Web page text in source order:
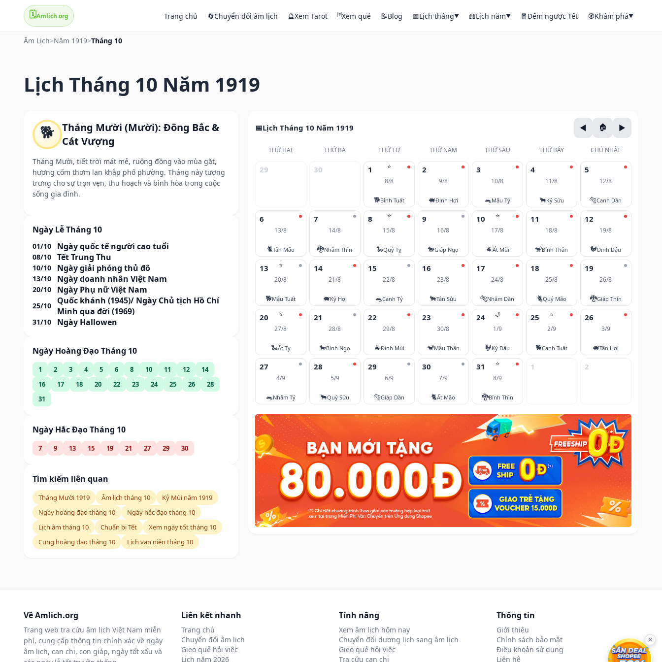
🗓️Amlich.org Trang chủ 🔄Chuyển đổi âm lịch 🔮Xem Tarot 🃏Xem quẻ 📝Blog 📅Lịch tháng▼ 📖Lịch năm▼ 🧧Đếm ngược Tết 🧭Khám phá▼
Âm Lịch>Năm 1919>Tháng 10
Lịch Tháng 10 Năm 1919
🐕 Tháng Mười (Mười): Đông Bắc &
Cát Vượng
Tháng Mười, tiết trời mát mẻ, ruộng đồng vào mùa gặt,
hương cốm thơm lan khắp phố phường. Tháng này tượng
trưng cho sự trọn vẹn, thu hoạch và bình hòa trong cuộc
sống gia đình.
Ngày Lễ Tháng 10
01/10 Ngày quốc tế người cao tuổi
08/10 Tết Trung Thu
10/10 Ngày giải phóng thủ đô
13/10 Ngày doanh nhân Việt Nam
20/10 Ngày Phụ nữ Việt Nam
25/10
Quốc khánh (1945)/ Ngày Chủ tịch Hồ Chí
Minh qua đời (1969)
31/10 Ngày Hallowen
Ngày Hoàng Đạo Tháng 10
1 2 3 4 5 6 8 10 11 12
14
16
17 18 20 22 23 24 25 26
28
31
Ngày Hắc Đạo Tháng 10
7 9 13 15 19 21 27 29 30
Tìm kiếm liên quan
Tháng Mười 1919 Âm lịch tháng 10
Kỷ Mùi năm 1919
Ngày hoàng đạo tháng 10
Ngày hắc đạo tháng 10
Lịch âm tháng 10
Chuẩn bị Tết
Xem ngày tốt tháng 10
Cung hoàng đạo tháng 10
Lịch vạn niên tháng 10
Lịch Tháng 10 Năm 1919
THỨ HAI THỨ BA THỨ TƯ THỨ NĂM THỨ SÁU THỨ BẢY CHỦ NHẬT
29 30 ⭐
1
8/8
🐕Bính Tuất
2
9/8
🐖Đinh Hợi
3
10/8
🐀Mậu Tý
4
11/8
🐂Kỷ Sửu
5
12/8
🐅Canh Dần
6
13/8
🐈Tân Mão
7
14/8
🐉Nhâm Thìn
⭐
8
15/8
🐍Quý Tỵ
9
16/8
🐎Giáp Ngọ
⭐
10
17/8
🐐Ất Mùi
11
18/8
🐒Bính Thân
12
19/8
🐓Đinh Dậu
⭐
13
20/8
🐕Mậu Tuất
14
21/8
🐖Kỷ Hợi
15
22/8
🐀Canh Tý
16
23/8
🐂Tân Sửu
17
24/8
🐅Nhâm Dần
18
25/8
🐈Quý Mão
19
26/8
🐉Giáp Thìn
⭐
20
27/8
🐍Ất Tỵ
21
28/8
🐎Bính Ngọ
22
29/8
🐐Đinh Mùi
23
30/8
🐒Mậu Thân
🌙
24
1/9
🐓Kỷ Dậu
⭐
25
2/9
🐕Canh Tuất
26
3/9
🐖Tân Hợi
27
4/9
🐀Nhâm Tý
28
5/9
🐂Quý Sửu
29
6/9
🐅Giáp Dần
30
7/9
🐈Ất Mão
⭐
31
8/9
🐉Bính Thìn
1 2
Về Amlich.org
Trang web tra cứu âm lịch Việt Nam miễn
phí, cung cấp thông tin chính xác về ngày
âm lịch, can chi, con giáp, ngày tốt xấu và
Liên kết nhanh
Trang chủ
Chuyển đổi âm lịch
Gieo quẻ hỏi việc
Lịch năm 2026
Tính năng
Xem âm lịch hôm nay
Chuyển đổi dương lịch sang âm lịch
Gieo quẻ hỏi việc
Tra cứu can chi
Thông tin
Giới thiệu
Chính sách bảo mật
Điều khoản sử dụng
Liên hệ
×